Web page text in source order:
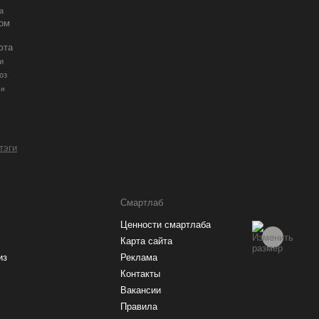
Смартлаб
Ценности смартлаба
Карта сайта
Реклама
Контакты
Вакансии
Правила